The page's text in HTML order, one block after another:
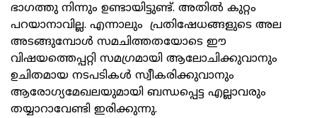
ഭാഗത്തു നിന്നും ഉണ്ടായിട്ടുണ്ട്. അതില്‍ കുറ്റം
പറയാനാവില്ല. എന്നാലും പ്രതിഷേധങ്ങളുടെ അല
അടങ്ങുമ്പോള്‍ സമചിത്തതയോടെ ഈ
വിഷയത്തെപ്പറ്റി സമഗ്രമായി ആലോചിക്കുവാനും
ഉചിതമായ നടപടികള്‍ സ്വീകരിക്കുവാനും
ആരോഗ്യമേഖലയുമായി ബന്ധപ്പെട്ട എല്ലാവരും
തയ്യാറാവേണ്ടി ഇരിക്കുന്നു.